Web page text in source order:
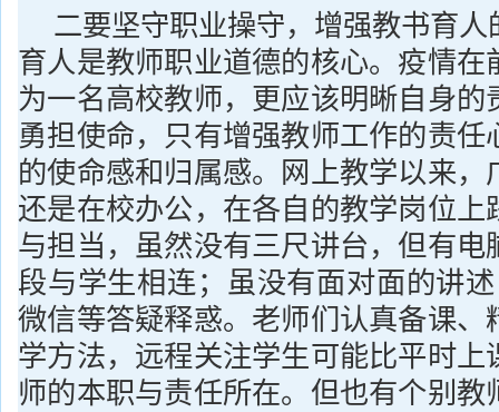
二要坚守职业操守，增强教书育
育人是教师职业道德的核心。疫情在
为一名高校教师，更应该明晰自身的
勇担使命，只有增强教师工作的责任
的使命感和归属感。网上教学以来，
还是在校办公，在各自的教学岗位上
与担当，虽然没有三尺讲台，但有电
段与学生相连；虽没有面对面的讲
微信等答疑释惑。老师们认真备课、
学方法，远程关注学生可能比平时上
师的本职与责任所在。但也有个别教